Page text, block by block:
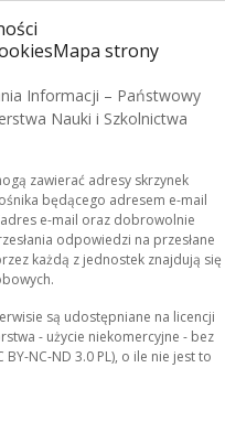
Mapa strony
Informacji – Państwowy
Nauki i Szkolnictwa
zawierać adresy skrzynek
będącego adresem e-mail
e-mail oraz dobrowolnie
odpowiedzi na przesłane
każdą z jednostek znajdują się
są udostępniane na licencji
- użycie niekomercyjne - bez
NC-ND 3.0 PL), o ile nie jest to